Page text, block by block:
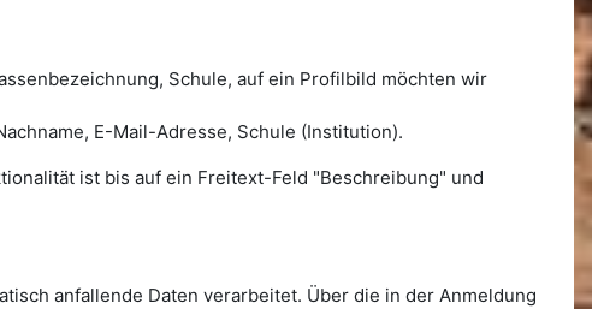
Schule, auf ein Profilbild möchten wir
E-Mail-Adresse, Schule (Institution).
ist bis auf ein Freitext-Feld "Beschreibung" und
anfallende Daten verarbeitet. Über die in der Anmeldung